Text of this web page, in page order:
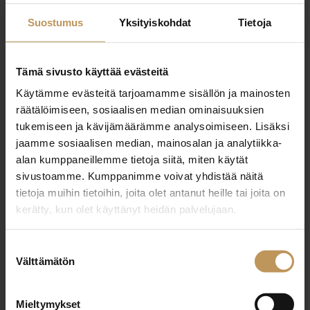
Suostumus Yksityiskohdat Tietoja
Tämä sivusto käyttää evästeitä
Käytämme evästeitä tarjoamamme sisällön ja mainosten
räätälöimiseen, sosiaalisen median ominaisuuksien
tukemiseen ja kävijämäärämme analysoimiseen. Lisäksi
jaamme sosiaalisen median, mainosalan ja analytiikka-
alan kumppaneillemme tietoja siitä, miten käytät
sivustoamme. Kumppanimme voivat yhdistää näitä
tietoja muihin tietoihin, joita olet antanut heille tai joita on
kerätty, kun olet käyttänyt heidän palvelujaan.
valinta
Välttämätön
Mieltymykset
"*" näyttää pakolliset kentät
Aihe
Nimi*
Sähköposti